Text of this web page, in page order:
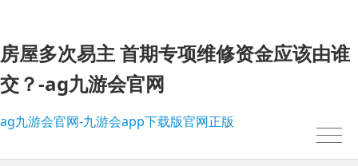
房屋多次易主 首期专项维修资金应该由谁
交？-ag九游会官网
ag九游会官网-九游会app下载版官网正版